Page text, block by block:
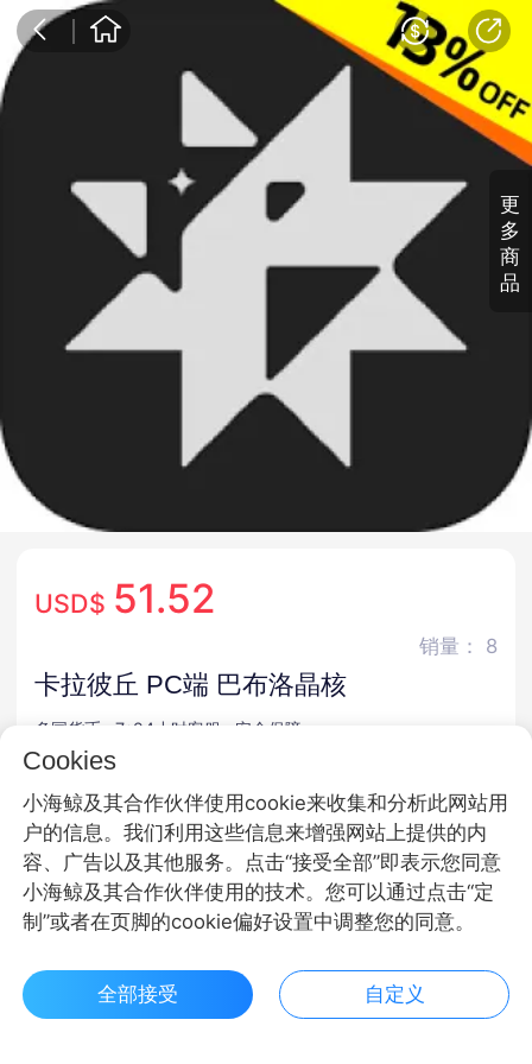
更
多
商
品
USD$ 51.52
销量： 8
卡拉彼丘 PC端 巴布洛晶核
多国货币 7*24小时客服 安全保障
商品规格
巴布洛晶核
商品面额
980巴布洛晶核 1980巴布洛晶核 3280巴布洛晶核
$ 51.52立即购买
Cookies
小海鲸及其合作伙伴使用cookie来收集和分析此网站用
户的信息。我们利用这些信息来增强网站上提供的内
容、广告以及其他服务。点击“接受全部”即表示您同意
小海鲸及其合作伙伴使用的技术。您可以通过点击“定
制”或者在页脚的cookie偏好设置中调整您的同意。
全部接受 自定义